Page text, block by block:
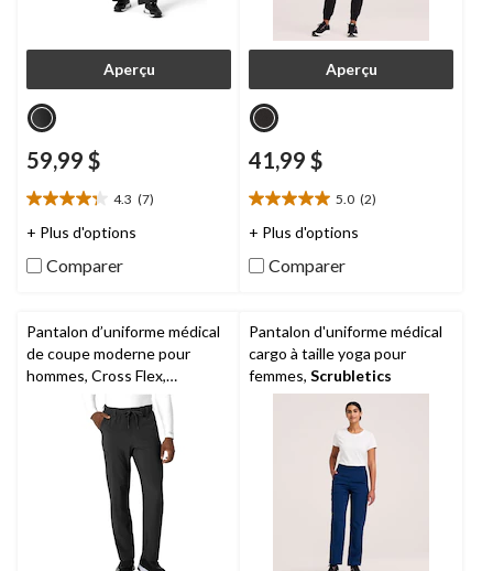
Aperçu
59,99 $
4.3 (7)
4.3
étoile(s)
5.
+ Plus d'options
Comparer
Aperçu
41,99 $
5.0 (2)
5.0
étoile(s)
5.
+ Plus d'options
Comparer
Pantalon d’uniforme médical
de coupe moderne pour
hommes, Cross Flex,
Pantalon d'uniforme médical
cargo à taille yoga pour
femmes, Scrubletics